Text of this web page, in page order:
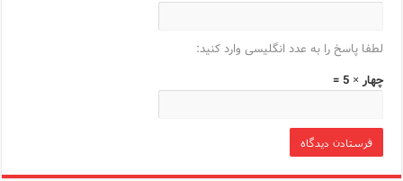
لطفا پاسخ را به عدد انگلیسی وارد کنید:
چهار × 5 =